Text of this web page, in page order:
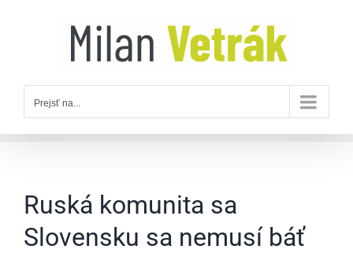
Prejsť na...
Ruská komunita sa
Slovensku sa nemusí báť